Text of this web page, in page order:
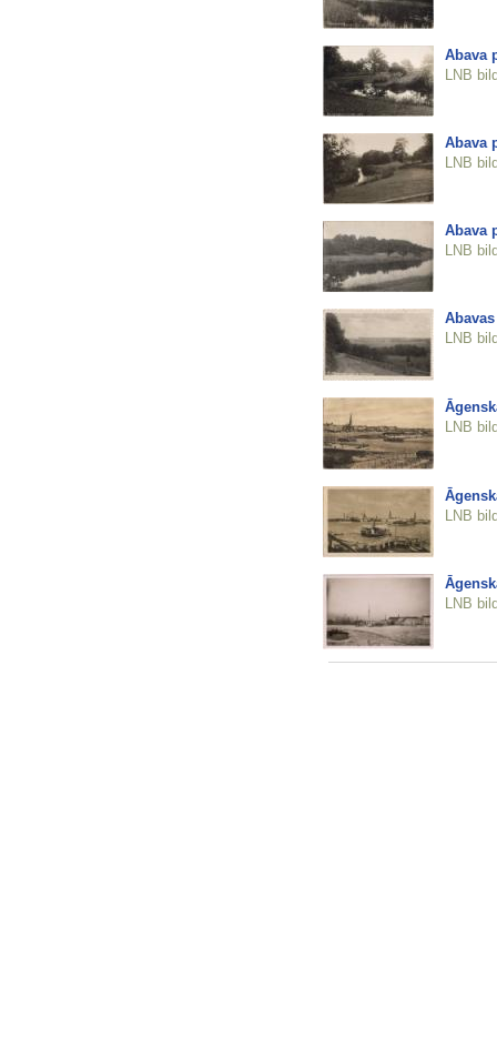
Abava
LNB
Abava
LNB
Abava
LNB
LNB
LNB
LNB
LNB